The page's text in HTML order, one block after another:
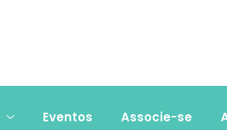
Eventos Associe-se